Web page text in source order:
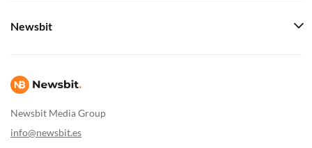
Newsbit Media Group
info@newsbit.es
Newsbit